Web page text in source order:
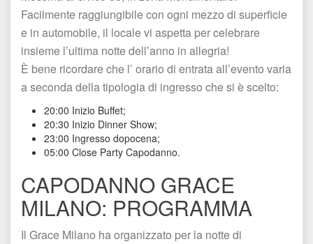
Facilmente raggiungibile con ogni mezzo di superficie
e in automobile, il locale vi aspetta per celebrare
insieme l’ultima notte dell’anno in allegria!
È bene ricordare che l’ orario di entrata all’evento varia
a seconda della tipologia di ingresso che si è scelto:
20:00 Inizio Buffet;
20:30 Inizio Dinner Show;
23:00 Ingresso dopocena;
05:00 Close Party Capodanno.
CAPODANNO GRACE
MILANO: PROGRAMMA
Il Grace Milano ha organizzato per la notte di